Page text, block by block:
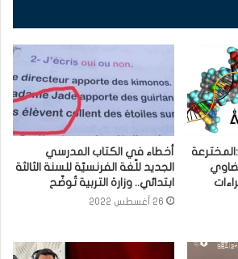
قياسيا ب6 براءات
أخطاء في الكتاب المدرسي
الجديد للّغة الفرنسيّة للسنة الثالثة
ابتدائي.. وزارة التربية تُوضّح
26 أغسطس 2022